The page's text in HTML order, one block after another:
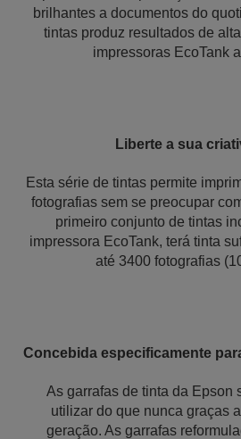
brilhantes a documentos do
tintas produz resultados de
impressoras EcoTank
Liberte a sua
Esta série de tintas permite
fotografias sem se preocupar
primeiro conjunto de tintas
impressora EcoTank, terá tinta
até 3400 fotografias
Concebida especificamente
As garrafas de tinta da Epson
utilizar do que nunca graças
geração. As garrafas